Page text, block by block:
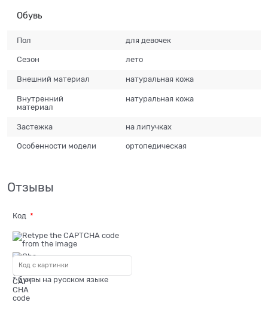
Обувь
Пол для девочек
Сезон лето
Внешний материал натуральная кожа
Внутренний
материал
натуральная кожа
Застежка на липучках
Особенности модели ортопедическая
Отзывы
Код
* буквы на русском языке